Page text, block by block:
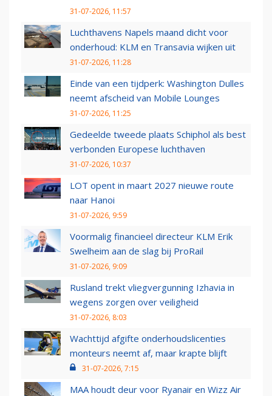
31-07-2026, 11:57
Luchthavens Napels maand dicht voor
onderhoud: KLM en Transavia wijken uit
31-07-2026, 11:28
Einde van een tijdperk: Washington Dulles
neemt afscheid van Mobile Lounges
31-07-2026, 11:25
Gedeelde tweede plaats Schiphol als best
verbonden Europese luchthaven
31-07-2026, 10:37
LOT opent in maart 2027 nieuwe route
naar Hanoi
31-07-2026, 9:59
Voormalig financieel directeur KLM Erik
Swelheim aan de slag bij ProRail
31-07-2026, 9:09
Rusland trekt vliegvergunning Izhavia in
wegens zorgen over veiligheid
31-07-2026, 8:03
Wachttijd afgifte onderhoudslicenties
monteurs neemt af, maar krapte blijft
31-07-2026, 7:15
MAA houdt deur voor Ryanair en Wizz Air